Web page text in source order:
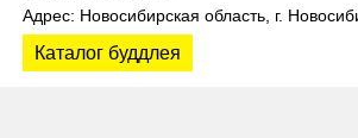
Каталог буддлея